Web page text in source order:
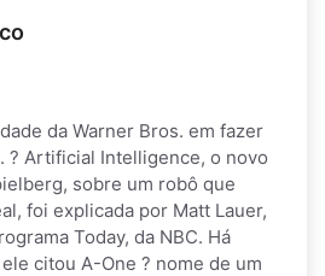
da Warner Bros. em fazer
? Artificial Intelligence, o novo
sobre um robô que
foi explicada por Matt Lauer,
Today, da NBC. Há
citou A-One ? nome de um